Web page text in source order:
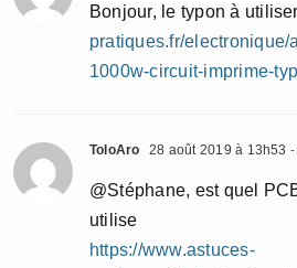
Bonjour, le typon à
pratiques.fr/
1000w-circuit-imprime-
ToloAro 28 août 2019 à 13h53
@Stéphane, est quel
utilise
https://www.astuces-